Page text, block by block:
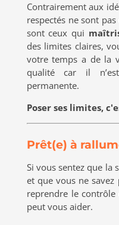
Contrairement aux
respectés ne sont
sont ceux qui
des limites claires,
votre temps a de la
qualité car il
permanente.
Poser ses limites,
Prêt(e) à
Si vous sentez que la
et que vous ne
reprendre le
peut vous aider.